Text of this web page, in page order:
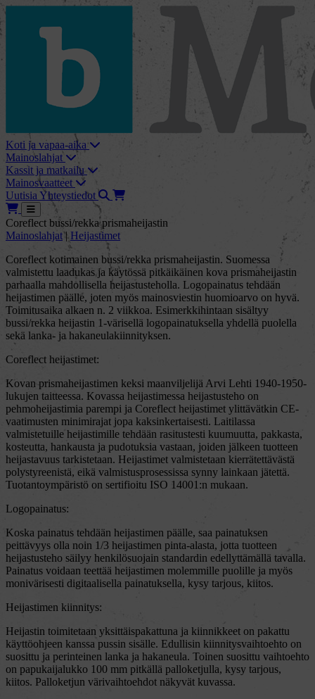
skip_to_content
bMore
Koti ja vapaa-aika
Mainoslahjat
Kassit ja matkailu
Mainosvaatteet
Uutisia Yhteystiedot HakuTarjouskori
Tarjouskori
Avaa
Coreflect bussi/rekka prismaheijastin
Mainoslahjat | Heijastimet
Coreflect kotimainen bussi/rekka prismaheijastin. Suomessa
valmistettu laadukas ja käytössä pitkäikäinen kova prismaheijastin
parhaalla mahdollisella heijastusteholla. Logopainatus tehdään
heijastimen päälle, joten myös mainosviestin huomioarvo on hyvä.
Toimitusaika alkaen n. 2 viikkoa. Esimerkkihintaan sisältyy
bussi/rekka heijastin 1-värisellä logopainatuksella yhdellä puolella
sekä lanka- ja hakaneulakiinnityksen.
Coreflect heijastimet:
Kovan prismaheijastimen keksi maanviljelijä Arvi Lehti 1940-1950-
lukujen taitteessa. Kovassa heijastimessa heijastusteho on
pehmoheijastimia parempi ja Coreflect heijastimet ylittävätkin CE-
vaatimusten minimirajat jopa kaksinkertaisesti. Laitilassa
valmistetuille heijastimille tehdään rasitustesti kuumuutta, pakkasta,
kosteutta, hankausta ja pudotuksia vastaan, joiden jälkeen tuotteen
heijastavuus tarkistetaan. Heijastimet valmistetaan kierrätettävästä
polystyreenistä, eikä valmistusprosessissa synny lainkaan jätettä.
Tuotantoympäristö on sertifioitu ISO 14001:n mukaan.
Logopainatus:
Koska painatus tehdään heijastimen päälle, saa painatuksen
peittävyys olla noin 1/3 heijastimen pinta-alasta, jotta tuotteen
heijastusteho säilyy henkilösuojain standardin edellyttämällä tavalla.
Painatus voidaan teettää heijastimen molemmille puolille ja myös
monivärisesti digitaalisella painatuksella, kysy tarjous, kiitos.
Heijastimen kiinnitys:
Heijastin toimitetaan yksittäispakattuna ja kiinnikkeet on pakattu
käyttöohjeen kanssa pussin sisälle. Edullisin kiinnitysvaihtoehto on
suosittu ja perinteinen lanka ja hakaneula. Toinen suosittu vaihtoehto
on papukaijalukko 100 mm pitkällä palloketjulla, kysy tarjous,
kiitos. Palloketjun värivaihtoehdot näkyvät kuvassa.